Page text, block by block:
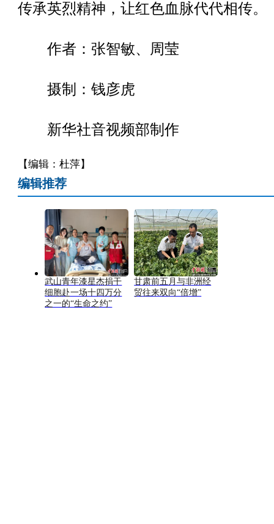
传承英烈精神，让红色血脉代代相传。
作者：张智敏、周莹
摄制：钱彦虎
新华社音视频部制作
【编辑：杜萍】
编辑推荐
武山青年漆星杰捐干
细胞赴一场十四万分
之一的“生命之约”
甘肃前五月与非洲经
贸往来双向“倍增”